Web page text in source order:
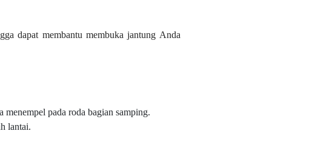
dapat membantu membuka jantung Anda
menempel pada roda bagian samping.
lantai.